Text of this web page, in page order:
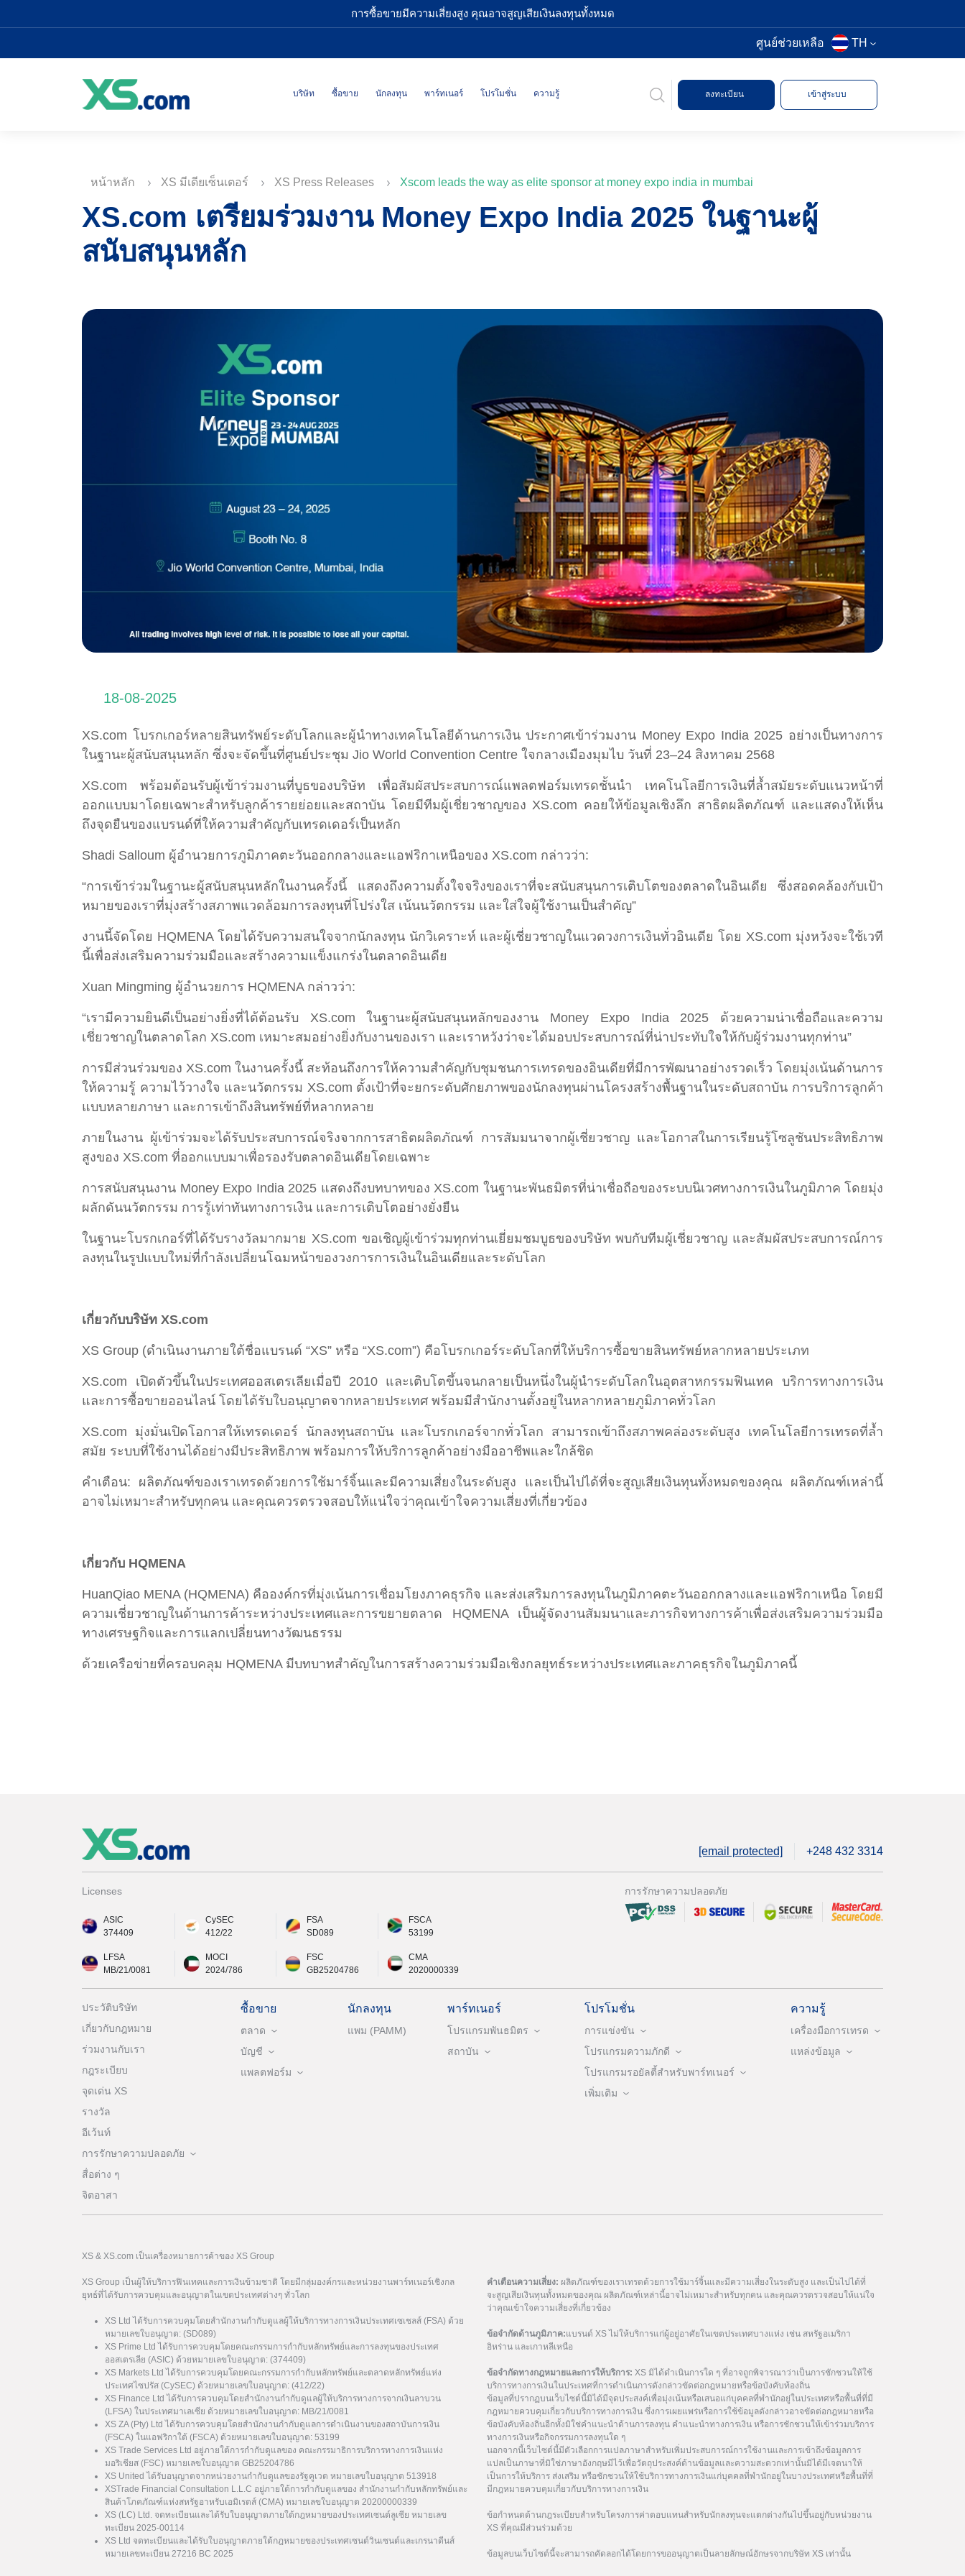
การซื้อขายมีความเสี่ยงสูง คุณอาจสูญเสียเงินลงทุนทั้งหมด
ศูนย์ช่วยเหลือ TH
บริษัท ซื้อขาย นักลงทุน พาร์ทเนอร์ โปรโมชั่น ความรู้ ลงทะเบียน เข้าสู่ระบบ
หน้าหลัก XS มีเดียเซ็นเตอร์ XS Press Releases Xscom leads the way as elite sponsor at money expo india in mumbai
XS.com เตรียมร่วมงาน Money Expo India 2025 ในฐานะผู้
สนับสนุนหลัก
18-08-2025
XS.com โบรกเกอร์หลายสินทรัพย์ระดับโลกและผู้นำทางเทคโนโลยีด้านการเงิน ประกาศเข้าร่วมงาน Money Expo India 2025 อย่างเป็นทางการ
ในฐานะผู้สนับสนุนหลัก ซึ่งจะจัดขึ้นที่ศูนย์ประชุม Jio World Convention Centre ใจกลางเมืองมุมไบ วันที่ 23–24 สิงหาคม 2568
XS.com พร้อมต้อนรับผู้เข้าร่วมงานที่บูธของบริษัท เพื่อสัมผัสประสบการณ์แพลตฟอร์มเทรดชั้นนำ เทคโนโลยีการเงินที่ล้ำสมัยระดับแนวหน้าที่
ออกแบบมาโดยเฉพาะสำหรับลูกค้ารายย่อยและสถาบัน โดยมีทีมผู้เชี่ยวชาญของ XS.com คอยให้ข้อมูลเชิงลึก สาธิตผลิตภัณฑ์ และแสดงให้เห็น
ถึงจุดยืนของแบรนด์ที่ให้ความสำคัญกับเทรดเดอร์เป็นหลัก
Shadi Salloum ผู้อำนวยการภูมิภาคตะวันออกกลางและแอฟริกาเหนือของ XS.com กล่าวว่า:
“การเข้าร่วมในฐานะผู้สนับสนุนหลักในงานครั้งนี้ แสดงถึงความตั้งใจจริงของเราที่จะสนับสนุนการเติบโตของตลาดในอินเดีย ซึ่งสอดคล้องกับเป้า
หมายของเราที่มุ่งสร้างสภาพแวดล้อมการลงทุนที่โปร่งใส เน้นนวัตกรรม และใส่ใจผู้ใช้งานเป็นสำคัญ”
งานนี้จัดโดย HQMENA โดยได้รับความสนใจจากนักลงทุน นักวิเคราะห์ และผู้เชี่ยวชาญในแวดวงการเงินทั่วอินเดีย โดย XS.com มุ่งหวังจะใช้เวที
นี้เพื่อส่งเสริมความร่วมมือและสร้างความแข็งแกร่งในตลาดอินเดีย
Xuan Mingming ผู้อำนวยการ HQMENA กล่าวว่า:
“เรามีความยินดีเป็นอย่างยิ่งที่ได้ต้อนรับ XS.com ในฐานะผู้สนับสนุนหลักของงาน Money Expo India 2025 ด้วยความน่าเชื่อถือและความ
เชี่ยวชาญในตลาดโลก XS.com เหมาะสมอย่างยิ่งกับงานของเรา และเราหวังว่าจะได้มอบประสบการณ์ที่น่าประทับใจให้กับผู้ร่วมงานทุกท่าน”
การมีส่วนร่วมของ XS.com ในงานครั้งนี้ สะท้อนถึงการให้ความสำคัญกับชุมชนการเทรดของอินเดียที่มีการพัฒนาอย่างรวดเร็ว โดยมุ่งเน้นด้านการ
ให้ความรู้ ความไว้วางใจ และนวัตกรรม XS.com ตั้งเป้าที่จะยกระดับศักยภาพของนักลงทุนผ่านโครงสร้างพื้นฐานในระดับสถาบัน การบริการลูกค้า
แบบหลายภาษา และการเข้าถึงสินทรัพย์ที่หลากหลาย
ภายในงาน ผู้เข้าร่วมจะได้รับประสบการณ์จริงจากการสาธิตผลิตภัณฑ์ การสัมมนาจากผู้เชี่ยวชาญ และโอกาสในการเรียนรู้โซลูชันประสิทธิภาพ
สูงของ XS.com ที่ออกแบบมาเพื่อรองรับตลาดอินเดียโดยเฉพาะ
การสนับสนุนงาน Money Expo India 2025 แสดงถึงบทบาทของ XS.com ในฐานะพันธมิตรที่น่าเชื่อถือของระบบนิเวศทางการเงินในภูมิภาค โดยมุ่ง
ผลักดันนวัตกรรม การรู้เท่าทันทางการเงิน และการเติบโตอย่างยั่งยืน
ในฐานะโบรกเกอร์ที่ได้รับรางวัลมากมาย XS.com ขอเชิญผู้เข้าร่วมทุกท่านเยี่ยมชมบูธของบริษัท พบกับทีมผู้เชี่ยวชาญ และสัมผัสประสบการณ์การ
ลงทุนในรูปแบบใหม่ที่กำลังเปลี่ยนโฉมหน้าของวงการการเงินในอินเดียและระดับโลก
เกี่ยวกับบริษัท XS.com
XS Group (ดำเนินงานภายใต้ชื่อแบรนด์ “XS” หรือ “XS.com”) คือโบรกเกอร์ระดับโลกที่ให้บริการซื้อขายสินทรัพย์หลากหลายประเภท
XS.com เปิดตัวขึ้นในประเทศออสเตรเลียเมื่อปี 2010 และเติบโตขึ้นจนกลายเป็นหนึ่งในผู้นำระดับโลกในอุตสาหกรรมฟินเทค บริการทางการเงิน
และการซื้อขายออนไลน์ โดยได้รับใบอนุญาตจากหลายประเทศ พร้อมมีสำนักงานตั้งอยู่ในหลากหลายภูมิภาคทั่วโลก
XS.com มุ่งมั่นเปิดโอกาสให้เทรดเดอร์ นักลงทุนสถาบัน และโบรกเกอร์จากทั่วโลก สามารถเข้าถึงสภาพคล่องระดับสูง เทคโนโลยีการเทรดที่ล้ำ
สมัย ระบบที่ใช้งานได้อย่างมีประสิทธิภาพ พร้อมการให้บริการลูกค้าอย่างมืออาชีพและใกล้ชิด
คำเตือน: ผลิตภัณฑ์ของเราเทรดด้วยการใช้มาร์จิ้นและมีความเสี่ยงในระดับสูง และเป็นไปได้ที่จะสูญเสียเงินทุนทั้งหมดของคุณ ผลิตภัณฑ์เหล่านี้
อาจไม่เหมาะสำหรับทุกคน และคุณควรตรวจสอบให้แน่ใจว่าคุณเข้าใจความเสี่ยงที่เกี่ยวข้อง
เกี่ยวกับ HQMENA
HuanQiao MENA (HQMENA) คือองค์กรที่มุ่งเน้นการเชื่อมโยงภาคธุรกิจ และส่งเสริมการลงทุนในภูมิภาคตะวันออกกลางและแอฟริกาเหนือ โดยมี
ความเชี่ยวชาญในด้านการค้าระหว่างประเทศและการขยายตลาด HQMENA เป็นผู้จัดงานสัมมนาและภารกิจทางการค้าเพื่อส่งเสริมความร่วมมือ
ทางเศรษฐกิจและการแลกเปลี่ยนทางวัฒนธรรม
ด้วยเครือข่ายที่ครอบคลุม HQMENA มีบทบาทสำคัญในการสร้างความร่วมมือเชิงกลยุทธ์ระหว่างประเทศและภาคธุรกิจในภูมิภาคนี้
[email protected] +248 432 3314
Licenses
ASIC
374409
CySEC
412/22
FSA
SD089
FSCA
53199
LFSA
MB/21/0081
MOCI
2024/786
FSC
GB25204786
CMA
2020000339
การรักษาความปลอดภัย
ประวัติบริษัท
เกี่ยวกับกฎหมาย
ร่วมงานกับเรา
กฎระเบียบ
จุดเด่น XS
รางวัล
อีเว้นท์
การรักษาความปลอดภัย
สื่อต่าง ๆ
จิตอาสา
ซื้อขาย
ตลาด
บัญชี
แพลตฟอร์ม
นักลงทุน
แพม (PAMM)
พาร์ทเนอร์
โปรแกรมพันธมิตร
สถาบัน
โปรโมชั่น
การแข่งขัน
โปรแกรมความภักดี
โปรแกรมรอยัลตี้สำหรับพาร์ทเนอร์
เพิ่มเติม
ความรู้
เครื่องมือการเทรด
แหล่งข้อมูล
XS & XS.com เป็นเครื่องหมายการค้าของ XS Group
XS Group เป็นผู้ให้บริการฟินเทคและการเงินข้ามชาติ โดยมีกลุ่มองค์กรและหน่วยงานพาร์ทเนอร์เชิงกล
ยุทธ์ที่ได้รับการควบคุมและอนุญาตในเขตประเทศต่างๆ ทั่วโลก
XS Ltd ได้รับการควบคุมโดยสำนักงานกำกับดูแลผู้ให้บริการทางการเงินประเทศเซเชลส์ (FSA) ด้วย
หมายเลขใบอนุญาต: (SD089)
XS Prime Ltd ได้รับการควบคุมโดยคณะกรรมการกำกับหลักทรัพย์และการลงทุนของประเทศ
ออสเตรเลีย (ASIC) ด้วยหมายเลขใบอนุญาต: (374409)
XS Markets Ltd ได้รับการควบคุมโดยคณะกรรมการกำกับหลักทรัพย์และตลาดหลักทรัพย์แห่ง
ประเทศไซปรัส (CySEC) ด้วยหมายเลขใบอนุญาต: (412/22)
XS Finance Ltd ได้รับการควบคุมโดยสำนักงานกำกับดูแลผู้ให้บริการทางการจากเงินลาบวน
(LFSA) ในประเทศมาเลเซีย ด้วยหมายเลขใบอนุญาต: MB/21/0081
XS ZA (Pty) Ltd ได้รับการควบคุมโดยสำนักงานกำกับดูแลการดำเนินงานของสถาบันการเงิน
(FSCA) ในแอฟริกาใต้ (FSCA) ด้วยหมายเลขใบอนุญาต: 53199
XS Trade Services Ltd อยู่ภายใต้การกำกับดูแลของ คณะกรรมาธิการบริการทางการเงินแห่ง
มอริเชียส (FSC) หมายเลขใบอนุญาต GB25204786
XS United ได้รับอนุญาตจากหน่วยงานกำกับดูแลของรัฐคูเวต หมายเลขใบอนุญาต 513918
XSTrade Financial Consultation L.L.C อยู่ภายใต้การกำกับดูแลของ สำนักงานกำกับหลักทรัพย์และ
สินค้าโภคภัณฑ์แห่งสหรัฐอาหรับเอมิเรตส์ (CMA) หมายเลขใบอนุญาต 20200000339
XS (LC) Ltd. จดทะเบียนและได้รับใบอนุญาตภายใต้กฎหมายของประเทศเซนต์ลูเซีย หมายเลข
ทะเบียน 2025-00114
XS Ltd จดทะเบียนและได้รับใบอนุญาตภายใต้กฎหมายของประเทศเซนต์วินเซนต์และเกรนาดีนส์
หมายเลขทะเบียน 27216 BC 2025
คำเตือนความเสี่ยง: ผลิตภัณฑ์ของเราเทรดด้วยการใช้มาร์จิ้นและมีความเสี่ยงในระดับสูง และเป็นไปได้ที่
จะสูญเสียเงินทุนทั้งหมดของคุณ ผลิตภัณฑ์เหล่านี้อาจไม่เหมาะสำหรับทุกคน และคุณควรตรวจสอบให้แน่ใจ
ว่าคุณเข้าใจความเสี่ยงที่เกี่ยวข้อง
ข้อจำกัดด้านภูมิภาค:แบรนด์ XS ไม่ให้บริการแก่ผู้อยู่อาศัยในเขตประเทศบางแห่ง เช่น สหรัฐอเมริกา
อิหร่าน และเกาหลีเหนือ
ข้อจำกัดทางกฎหมายและการให้บริการ: XS มิได้ดำเนินการใด ๆ ที่อาจถูกพิจารณาว่าเป็นการชักชวนให้ใช้
บริการทางการเงินในประเทศที่การดำเนินการดังกล่าวขัดต่อกฎหมายหรือข้อบังคับท้องถิ่น
ข้อมูลที่ปรากฏบนเว็บไซต์นี้มิได้มีจุดประสงค์เพื่อมุ่งเน้นหรือเสนอแก่บุคคลที่พำนักอยู่ในประเทศหรือพื้นที่ที่มี
กฎหมายควบคุมเกี่ยวกับบริการทางการเงิน ซึ่งการเผยแพร่หรือการใช้ข้อมูลดังกล่าวอาจขัดต่อกฎหมายหรือ
ข้อบังคับท้องถิ่นอีกทั้งมิใช่คำแนะนำด้านการลงทุน คำแนะนำทางการเงิน หรือการชักชวนให้เข้าร่วมบริการ
ทางการเงินหรือกิจกรรมการลงทุนใด ๆ
นอกจากนี้เว็บไซต์นี้มีตัวเลือกการแปลภาษาสำหรับเพิ่มประสบการณ์การใช้งานและการเข้าถึงข้อมูลการ
แปลเป็นภาษาที่มิใช่ภาษาอังกฤษมีไว้เพื่อวัตถุประสงค์ด้านข้อมูลและความสะดวกเท่านั้นมิได้มีเจตนาให้
เป็นการให้บริการ ส่งเสริม หรือชักชวนให้ใช้บริการทางการเงินแก่บุคคลที่พำนักอยู่ในบางประเทศหรือพื้นที่ที่
มีกฎหมายควบคุมเกี่ยวกับบริการทางการเงิน
ข้อกำหนดด้านกฎระเบียบสำหรับโครงการค่าตอบแทนสำหรับนักลงทุนจะแตกต่างกันไปขึ้นอยู่กับหน่วยงาน
XS ที่คุณมีส่วนร่วมด้วย
ข้อมูลบนเว็บไซต์นี้จะสามารถคัดลอกได้โดยการขออนุญาตเป็นลายลักษณ์อักษรจากบริษัท XS เท่านั้น